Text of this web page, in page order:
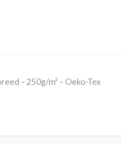
– 250g/m² – Oeko-Tex